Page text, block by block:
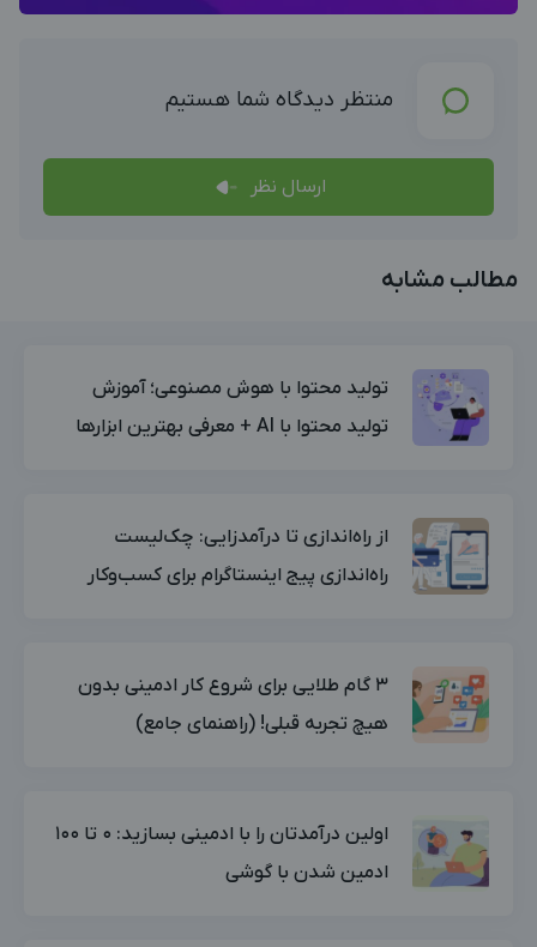
منتظر دیدگاه شما هستیم
ارسال نظر
مطالب مشابه
تولید محتوا با هوش مصنوعی؛ آموزش
تولید محتوا با AI + معرفی بهترین ابزارها
از راه‌اندازی تا درآمدزایی: چک‌لیست
راه‌اندازی پیج اینستاگرام برای کسب‌وکار
۳ گام طلایی برای شروع کار ادمینی بدون
هیچ تجربه قبلی! (راهنمای جامع)
اولین درآمدتان را با ادمینی بسازید: ۰ تا ۱۰۰
ادمین شدن با گوشی